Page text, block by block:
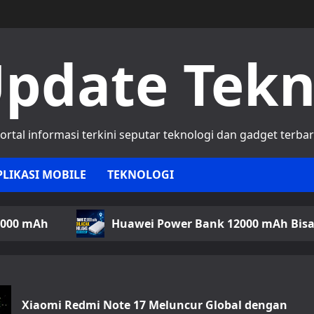
informasi terkini seputar teknologi dan gadget
MOBILE TEKNOLOGI
Huawei Power Bank 12000 mAh Bisa Dilacak Saat
Xiaomi Redmi Note 17 Meluncur Global dengan